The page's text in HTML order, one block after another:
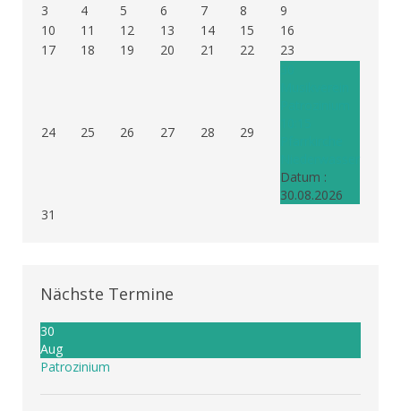
3
4 5 6 7 8
9
10
11 12 13 14 15
16
17
18 19 20 21 22 23
24 25 26 27 28 29
Datum :
30.08.2026
31
Nächste Termine
30
Aug
Patrozinium